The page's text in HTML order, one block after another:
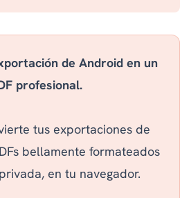
de Android en un
profesional.
tus exportaciones de
bellamente formateados
en tu navegador.